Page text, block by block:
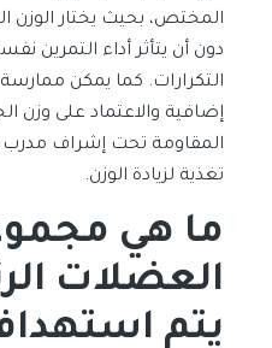
المختص، بحيث يختار الوزن
دون أن يتأثر أداء التمرين
التكرارات. كما يمكن
إضافية والاعتماد على وزن
المقاومة تحت إشراف مدرب
تغذية لزيادة الوزن.
ما هي
العضلات
يتم